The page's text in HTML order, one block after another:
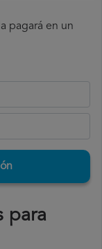
pagará en un
para